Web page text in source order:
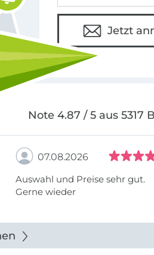
Jetzt
Note 4.87 / 5 aus 5317
07.08.2026
Auswahl und Preise sehr gut.
Gerne wieder